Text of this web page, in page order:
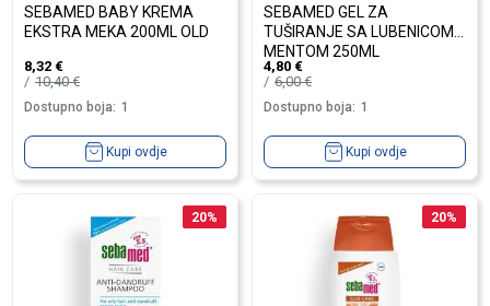
SEBAMED BABY KREMA
EKSTRA MEKA 200ML OLD
8,32 €
10,40€
Dostupno boja: 1
Kupi ovdje
SEBAMED GEL ZA
TUŠIRANJE SA LUBENICOM I
MENTOM 250ML
4,80 €
6,00€
Dostupno boja: 1
Kupi ovdje
20% 20%